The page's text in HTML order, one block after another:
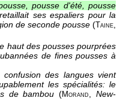
pousse d'été, pousse
ses espaliers pour la
de seconde pousse( Taine,
haut des pousses pourprées
de fines pousses à
confusion des langues vient
les spécialités: le
de bambou (Morand,New-